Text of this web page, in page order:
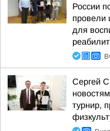
России
провели
для
Сергей
турнир,